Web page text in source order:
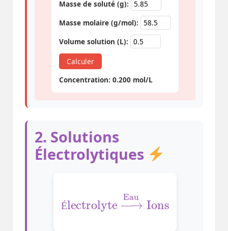
Masse de soluté (g):
Masse molaire (g/mol):
Volume solution (L):
Calculer
Concentration: 0.200 mol/L
2. Solutions
Électrolytiques
É
Électrolyte→
Ions